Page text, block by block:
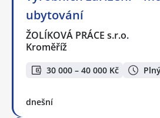
ubytování
ŽOLÍKOVÁ PRÁCE s.r.o.
Kroměříž
30 000 – 40 000 Kč
dnešní